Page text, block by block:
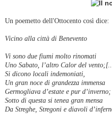
Un poemetto dell'Ottocento così dice:
Vicino alla città di Benevento
Vi sono due fiumi molto rinomati
Uno Sabato, l’altro Calor del
Si dicono locali indemoniati,
Un gran noce di grandezza immensa
Germogliava d’estate e pur d’inverno;
Sotto di questa si tenea gran mensa
Da Streghe, Stregoni e diavoli